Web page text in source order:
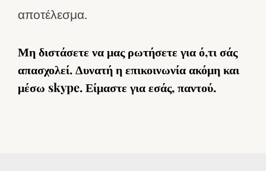
αποτέλεσμα.
Μη διστάσετε να μας ρωτήσετε για ό,τι σάς
απασχολεί. Δυνατή η επικοινωνία ακόμη και
μέσω skype. Είμαστε για εσάς, παντού.